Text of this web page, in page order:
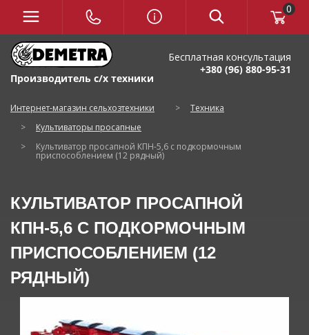
0
Производитель с/х техники
Бесплатная консультация
+380 (96) 880-95-31
Интернет-магазин сельхозтехники >
Техника
>
Культиваторы просапные
>
Культиватор просапной КПН-5,6 с подкормочным
приспособлением (12 рядный)
КУЛЬТИВАТОР ПРОСАПНОЙ
КПН-5,6 С ПОДКОРМОЧНЫМ
ПРИСПОСОБЛЕНИЕМ (12
РЯДНЫЙ)